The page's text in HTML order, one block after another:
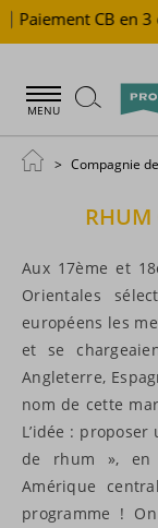
Paiement CB en 3
MENU
Compagnie
RHUM
Aux 17ème et
Orientales
européens les
et se
Angleterre, Espagne, etc. C’est à cela
nom de cette
L’idée :
de rhum », en
Amérique
programme ! On découvre donc de véritables pépites,